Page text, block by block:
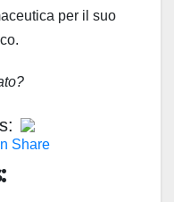
per il suo